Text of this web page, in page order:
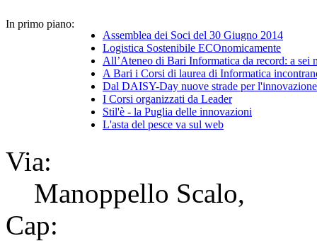
In primo piano:
Assemblea dei Soci del 30 Giugno 2014
Logistica Sostenibile ECOnomicamente
All’Ateneo di Bari Informatica da record: a sei
A Bari i Corsi di laurea di Informatica
Dal DAISY-Day nuove strade per
I Corsi organizzati da Leader
Stil'è - la Puglia delle innovazioni
L'asta del pesce va sul web
Via:
Manoppello Scalo,
Cap: